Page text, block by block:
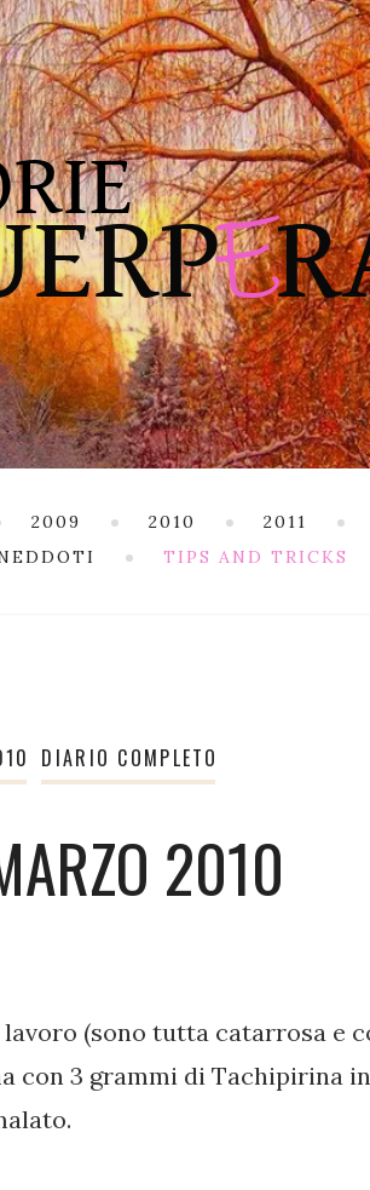
2009 2010
2011
TIPS AND TRICKS
DIARIO COMPLETO
2010
(sono tutta catarrosa e
con 3 grammi di Tachipirina